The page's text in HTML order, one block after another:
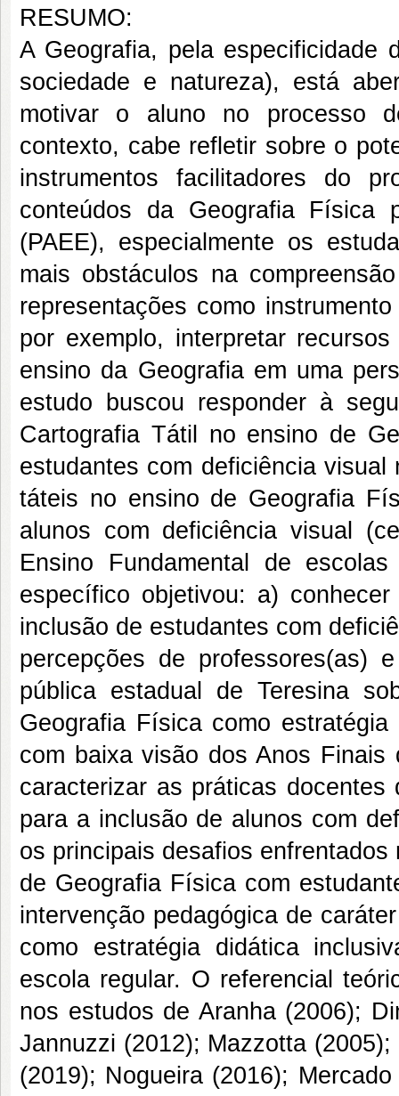
RESUMO:
A Geografia, pela especificidade
sociedade e natureza), está
motivar o aluno no processo
contexto, cabe refletir sobre o
instrumentos facilitadores do
conteúdos da Geografia Física
(PAEE), especialmente os
mais obstáculos na
representações como
por exemplo, interpretar
ensino da Geografia em uma
estudo buscou responder à
Cartografia Tátil no ensino de
estudantes com deficiência
táteis no ensino de Geografia
alunos com deficiência visual
Ensino Fundamental de
específico objetivou: a)
inclusão de estudantes com
percepções de professores(as)
pública estadual de Teresina
Geografia Física como
com baixa visão dos Anos
caracterizar as práticas
para a inclusão de alunos com
os principais desafios
de Geografia Física com
intervenção pedagógica de
como estratégia didática
escola regular. O referencial
nos estudos de Aranha (2006);
Jannuzzi (2012); Mazzotta
(2019); Nogueira (2016);